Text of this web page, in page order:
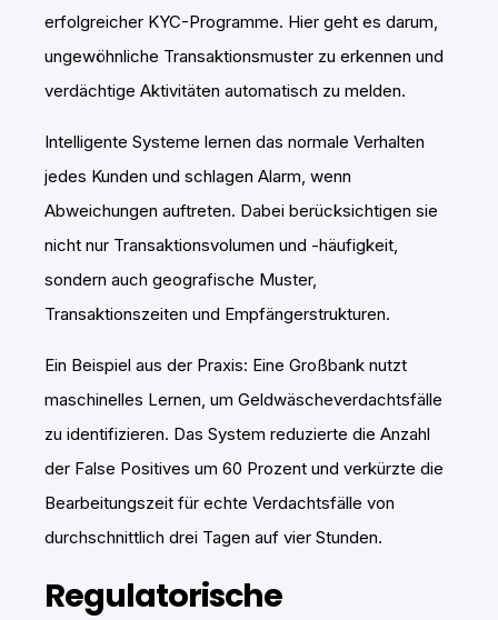
erfolgreicher KYC-Programme. Hier geht es darum,
ungewöhnliche Transaktionsmuster zu erkennen und
verdächtige Aktivitäten automatisch zu melden.
Intelligente Systeme lernen das normale Verhalten
jedes Kunden und schlagen Alarm, wenn
Abweichungen auftreten. Dabei berücksichtigen sie
nicht nur Transaktionsvolumen und -häufigkeit,
sondern auch geografische Muster,
Transaktionszeiten und Empfängerstrukturen.
Ein Beispiel aus der Praxis: Eine Großbank nutzt
maschinelles Lernen, um Geldwäscheverdachtsfälle
zu identifizieren. Das System reduzierte die Anzahl
der False Positives um 60 Prozent und verkürzte die
Bearbeitungszeit für echte Verdachtsfälle von
durchschnittlich drei Tagen auf vier Stunden.
Regulatorische